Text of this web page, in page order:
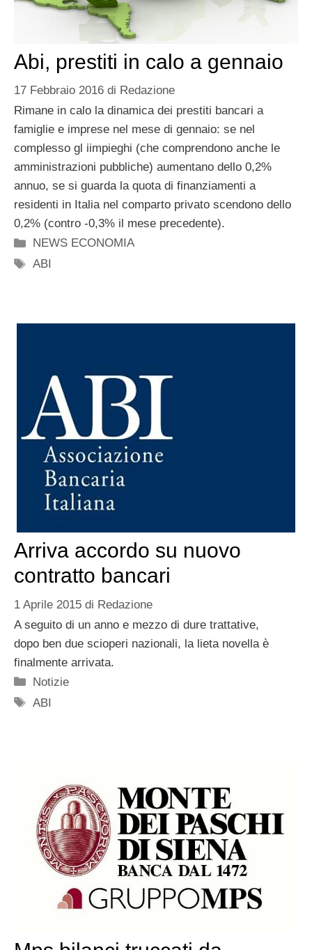
Abi, prestiti in calo a gennaio
17 Febbraio 2016 di Redazione
Rimane in calo la dinamica dei prestiti bancari a
famiglie e imprese nel mese di gennaio: se nel
complesso gl iimpieghi (che comprendono anche le
amministrazioni pubbliche) aumentano dello 0,2%
annuo, se si guarda la quota di finanziamenti a
residenti in Italia nel comparto privato scendono dello
0,2% (contro -0,3% il mese precedente).
Categorie
NEWS ECONOMIA
Tag
ABI
Arriva accordo su nuovo
contratto bancari
1 Aprile 2015 di Redazione
A seguito di un anno e mezzo di dure trattative,
dopo ben due scioperi nazionali, la lieta novella è
finalmente arrivata.
Categorie
Notizie
Tag
ABI